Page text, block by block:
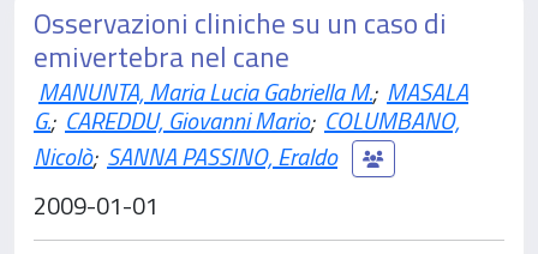
Osservazioni cliniche su un caso di
emivertebra nel cane
MANUNTA, Maria Lucia Gabriella M.; MASALA
G.; CAREDDU, Giovanni Mario; COLUMBANO,
Nicolò; SANNA PASSINO, Eraldo
2009-01-01